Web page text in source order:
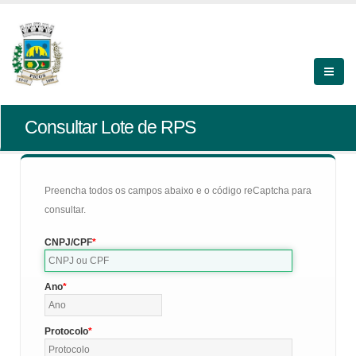
Consultar Lote de RPS
Preencha todos os campos abaixo e o código reCaptcha para
consultar.
CNPJ/CPF
Ano
Protocolo